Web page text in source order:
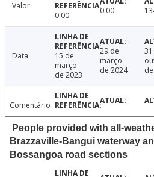
Valor
0.00
0.00
Data
15 de
março
de 2023
29 de
março
de 2024
Comentário
People provided with all-
Brazzaville-Bangui waterway
Bossangoa road sections